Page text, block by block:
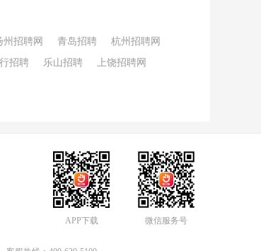
州招聘网 青岛招聘
杭州招聘网
招聘 乐山招聘 上饶招聘网
APP下载
微信服务号